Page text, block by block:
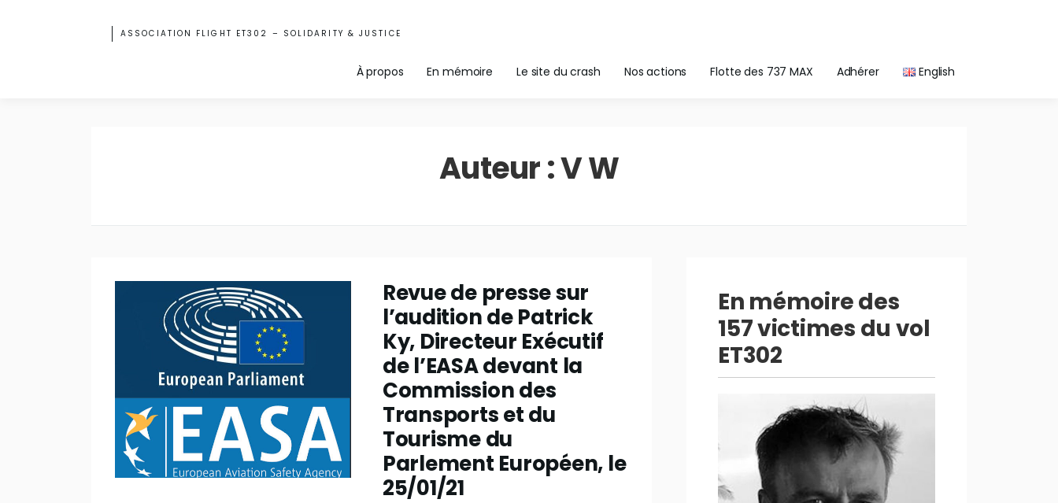
ASSOCIATION FLIGHT ET302 – SOLIDARITY & JUSTICE
À propos En mémoire Le site du crash Nos actions Flotte des 737 MAX Adhérer English
Auteur :V W
Revue de presse sur
l’audition de Patrick
Ky, Directeur Exécutif
de l’EASA devant la
Commission des
Transports et du
Tourisme du
Parlement Européen, le
25/01/21
En mémoire des
157 victimes du vol
ET302